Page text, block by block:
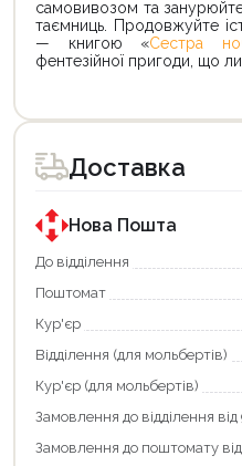
самовивозом та
таємниць. Продовжуйте
— книгою «Сестра
фентезійної пригоди, що
Доставка
Нова Пошта
До відділення
Поштомат
Кур'єр
Відділення (для мольбертів)
Кур'єр (для мольбертів)
Замовлення до відділення
Замовлення до поштомату
Оформити